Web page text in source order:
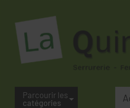
Parcourir les
catégories